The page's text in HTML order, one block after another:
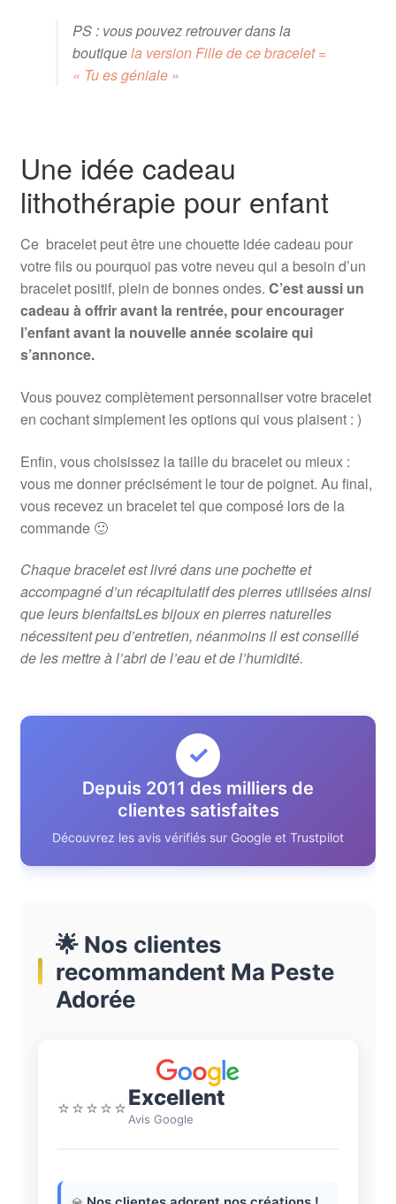
PS : vous pouvez retrouver dans la
boutiquela version Fille de ce bracelet =
« Tu es géniale »
Une idée cadeau
lithothérapie pour enfant
Ce bracelet peut être une chouette idée cadeau pour
votre fils ou pourquoi pas votre neveu qui a besoin d’un
bracelet positif, plein de bonnes ondes. C’est aussi un
cadeau à offrir avant la rentrée, pour encourager
l’enfant avant la nouvelle année scolaire qui
s’annonce.
Vous pouvez complètement personnaliser votre bracelet
en cochant simplement les options qui vous plaisent : )
Enfin, vous choisissez la taille du bracelet ou mieux :
vous me donner précisément le tour de poignet. Au final,
vous recevez un bracelet tel que composé lors de la
commande 🙂
Chaque bracelet est livré dans une pochette et
accompagné d’un récapitulatif des pierres utilisées ainsi
que leurs bienfaitsLes bijoux en pierres naturelles
nécessitent peu d’entretien, néanmoins il est conseillé
de les mettre à l’abri de l’eau et de l’humidité.
✓
Depuis 2011 des milliers de
clientes satisfaites
Découvrez les avis vérifiés sur Google et Trustpilot
🌟 Nos clientes
recommandent Ma Peste
Adorée
⭐⭐⭐⭐⭐Excellent
Avis Google